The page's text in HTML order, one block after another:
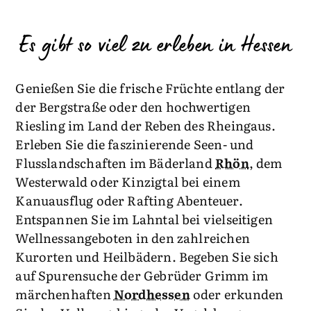
Es gibt so viel zu erleben in Hessen
Genießen Sie die frische Früchte entlang der
der Bergstraße oder den hochwertigen
Riesling im Land der Reben des Rheingaus.
Erleben Sie die faszinierende Seen- und
Flusslandschaften im BäderlandRhön, dem
Westerwald oder Kinzigtal bei einem
Kanuausflug oder Rafting Abenteuer.
Entspannen Sie im Lahntal bei vielseitigen
Wellnessangeboten in den zahlreichen
Kurorten und Heilbädern. Begeben Sie sich
auf Spurensuche der Gebrüder Grimm im
märchenhaftenNordhessenoder erkunden